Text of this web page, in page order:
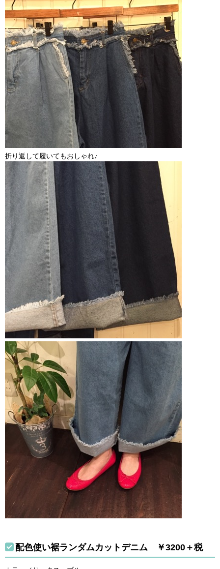
折り返して履いてもおしゃれ♪
配色使い裾ランダムカットデニム ￥3200＋税